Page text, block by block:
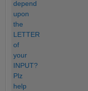
depend
upon
the
LETTER
of
your
INPUT?
Plz
help